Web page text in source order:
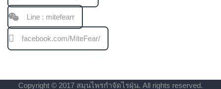
Line : mitefearr
facebook.com/MiteFear/
Copyright © 2017 สมุนไพรกำจัดไรฝุ่น. All rights reserved.